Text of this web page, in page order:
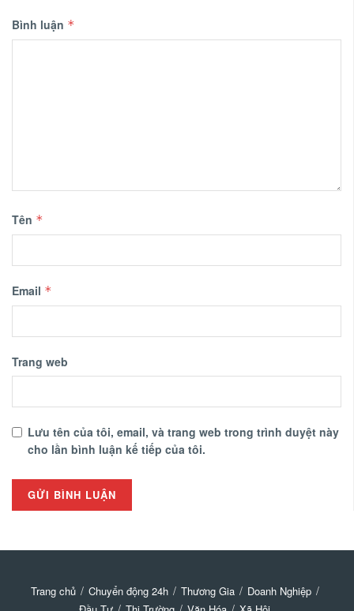
Bình luận *
Tên *
Email *
Trang web
Lưu tên của tôi, email, và trang web trong trình duyệt này
cho lần bình luận kế tiếp của tôi.
Trang chủ Chuyển động 24h Thương Gia
Doanh Nghiệp